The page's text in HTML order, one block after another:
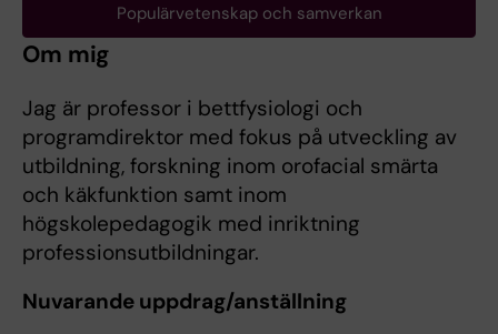
Populärvetenskap och samverkan
Om mig
Jag är professor i bettfysiologi och
programdirektor med fokus på utveckling av
utbildning, forskning inom orofacial smärta
och käkfunktion samt inom
högskolepedagogik med inriktning
professionsutbildningar.
Nuvarande uppdrag/anställning